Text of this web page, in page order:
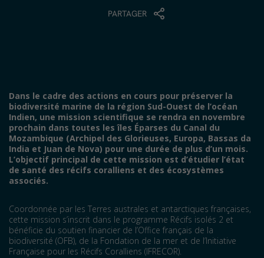
PARTAGER
Dans le cadre des actions en cours pour préserver la
biodiversité marine de la région Sud-Ouest de l’océan
Indien, une mission scientifique se rendra en novembre
prochain dans toutes les îles Éparses du Canal du
Mozambique (Archipel des Glorieuses, Europa, Bassas da
India et Juan de Nova) pour une durée de plus d’un mois.
L’objectif principal de cette mission est d’étudier l’état
de santé des récifs coralliens et des écosystèmes
associés.
Coordonnée par les Terres australes et antarctiques françaises,
cette mission s’inscrit dans le programme Récifs isolés 2 et
bénéficie du soutien financier de l’Office français de la
biodiversité (OFB), de la Fondation de la mer et de l’Initiative
Française pour les Récifs Coralliens (IFRECOR).